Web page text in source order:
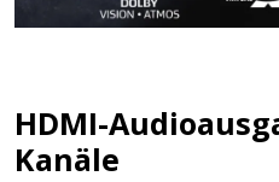
HDMI-
Kanäle